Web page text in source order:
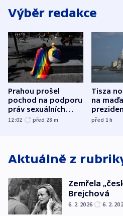
Výběr redakce
Prahou prošel
pochod na podporu
práv sexuálních
menšin
12:02 před 28 m
Tisza
na
před 1h
Aktuálně z
Zemřela
Brejchová
6. 2. 2026 6. 2.